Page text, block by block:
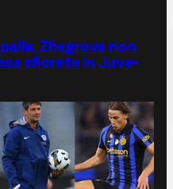
Zhegrova non
sfiorata in Juve-